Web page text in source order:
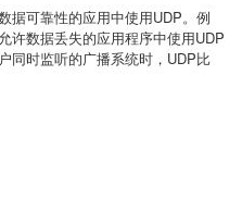
据可靠性的应用中使用UDP。例
许数据丢失的应用程序中使用UDP
同时监听的广播系统时，UDP比